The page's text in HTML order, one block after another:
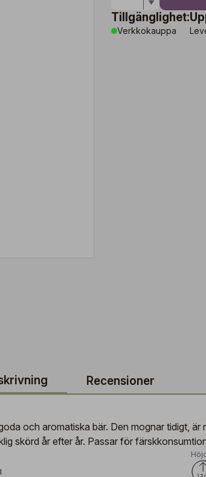
Tillgänglighet:
Verkkokauppa
Recensioner
och aromatiska bär. Den mognar tidigt,
skörd år efter år. Passar för